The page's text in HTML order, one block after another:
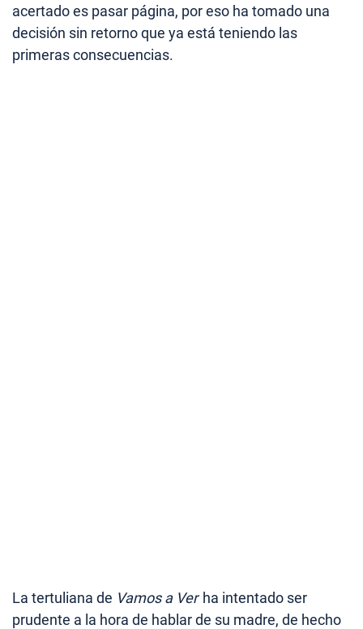
acertado es pasar página, por eso ha tomado una
decisión sin retorno que ya está teniendo las
primeras consecuencias.
La tertuliana de Vamos a Verha intentado ser
prudente a la hora de hablar de su madre, de hecho